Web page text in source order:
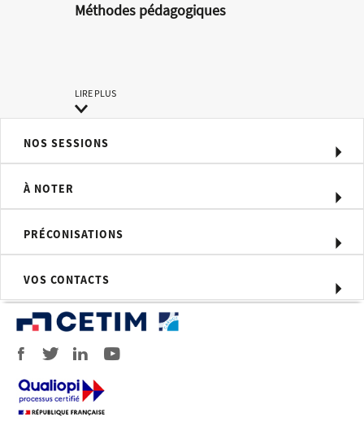
Méthodes pédagogiques
Formation personnalisée et
individualisée
Démonstrations pratiques
commentées
Réaliser des assemblages TP1 de type
aéronautique en soudage TIG suivant
NF EN ISO 24394
Evaluation en cours de formation par
des essais destructifs ou non
destructifs (macro, pliages,
ressuage…)
Attestation d’évaluation des
compétences
Qualification de soudeur selon NF EN
ISO 24394
LIRE PLUS
NOS SESSIONS
À NOTER
PRÉCONISATIONS
VOS CONTACTS